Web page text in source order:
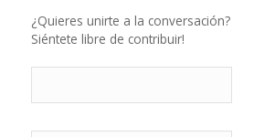
¿Quieres unirte a la conversación?
Siéntete libre de contribuir!